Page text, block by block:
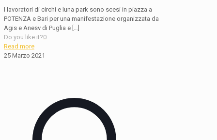
I lavoratori di circhi e luna park sono scesi in piazza a
POTENZA e Bari per una manifestazione organizzata da
Agis e Anesv di Puglia e […]
Do you like it?0
Read more
25 Marzo 2021